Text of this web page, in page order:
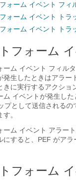
ォーム イベント フィ
ォーム イベント トラ
ォーム イベント トラ
フォーム
ーム イベント フィル
発生したときはアラー
きに実行するアクシ
ム イベントが発生し
プとして送信される
。
ーム イベント アラー
にすると、PEF がア
フォーム